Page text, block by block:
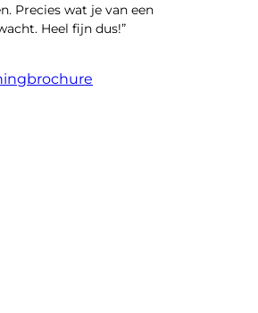
Precies wat je van een
Heel fijn dus!”